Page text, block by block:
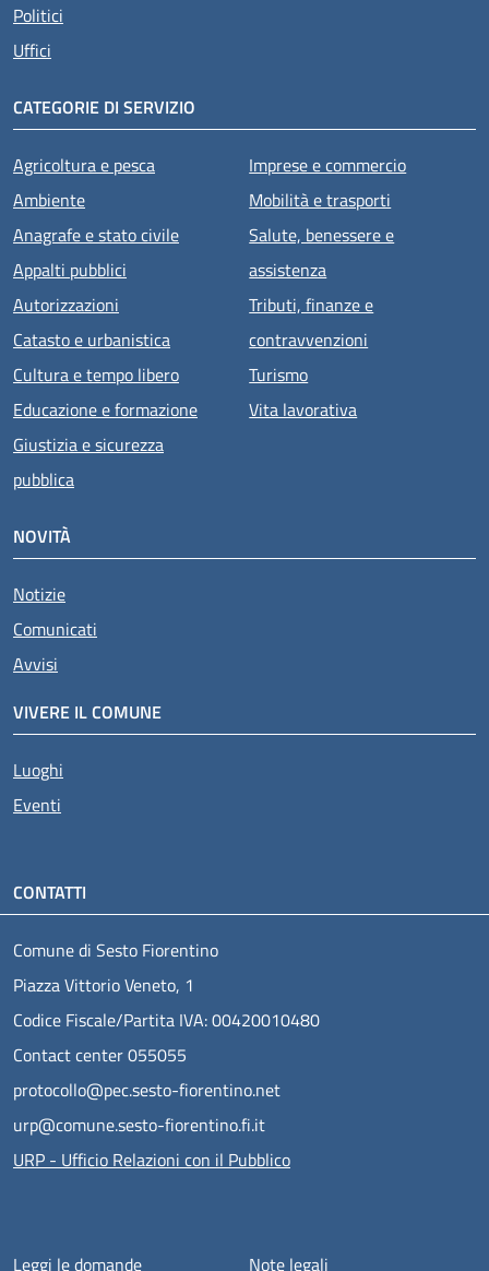
Politici
Uffici
CATEGORIE DI SERVIZIO
Agricoltura e pesca
Ambiente
Anagrafe e stato civile
Appalti pubblici
Autorizzazioni
Catasto e urbanistica
Cultura e tempo libero
Educazione e formazione
Giustizia e sicurezza
pubblica
Imprese e commercio
Mobilità e trasporti
Salute, benessere e
assistenza
Tributi, finanze e
contravvenzioni
Turismo
Vita lavorativa
NOVITÀ
Notizie
Comunicati
Avvisi
VIVERE IL COMUNE
Luoghi
Eventi
CONTATTI
Comune di Sesto Fiorentino
Piazza Vittorio Veneto, 1
Codice Fiscale/Partita IVA: 00420010480
Contact center 055055
protocollo@pec.sesto-fiorentino.net
urp@comune.sesto-fiorentino.fi.it
URP - Ufficio Relazioni con il Pubblico
Leggi le domande Note legali